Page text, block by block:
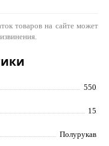
товаров на сайте может
550
15
Полурукав